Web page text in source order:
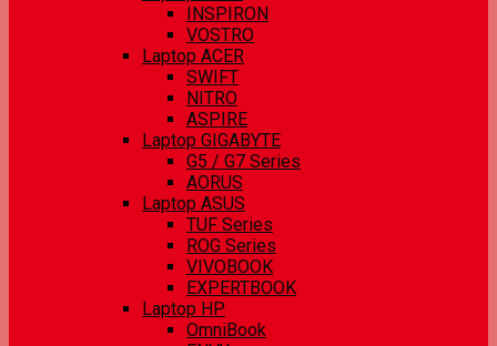
INSPIRON
VOSTRO
Laptop ACER
SWIFT
NITRO
ASPIRE
Laptop GIGABYTE
G5 / G7 Series
AORUS
Laptop ASUS
TUF Series
ROG Series
VIVOBOOK
EXPERTBOOK
Laptop HP
OmniBook